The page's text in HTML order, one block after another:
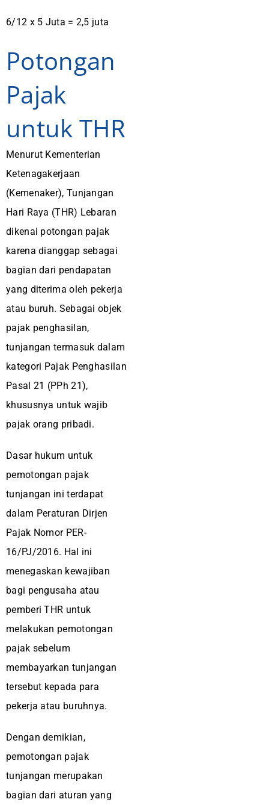
6/12 x 5 Juta = 2,5 juta
Potongan
Pajak
untuk THR
Menurut Kementerian
Ketenagakerjaan
(Kemenaker), Tunjangan
Hari Raya (THR) Lebaran
dikenai potongan pajak
karena dianggap sebagai
bagian dari pendapatan
yang diterima oleh pekerja
atau buruh. Sebagai objek
pajak penghasilan,
tunjangan termasuk dalam
kategori Pajak Penghasilan
Pasal 21 (PPh 21),
khususnya untuk wajib
pajak orang pribadi.
Dasar hukum untuk
pemotongan pajak
tunjangan ini terdapat
dalam Peraturan Dirjen
Pajak Nomor PER-
16/PJ/2016. Hal ini
menegaskan kewajiban
bagi pengusaha atau
pemberi THR untuk
melakukan pemotongan
pajak sebelum
membayarkan tunjangan
tersebut kepada para
pekerja atau buruhnya.
Dengan demikian,
pemotongan pajak
tunjangan merupakan
bagian dari aturan yang